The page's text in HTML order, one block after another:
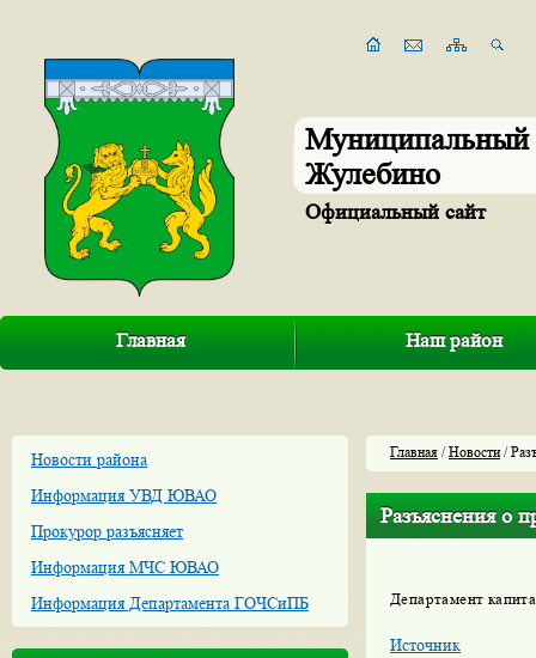
Муниципальный
Жулебино
Официальный сайт
Главная Наш район
Новости района
Информация УВД ЮВАО
Прокурор разъясняет
Информация МЧС ЮВАО
Информация Департамента ГОЧСиПБ
Главная /Новости/
Разъяснения о
Департамент
Источник